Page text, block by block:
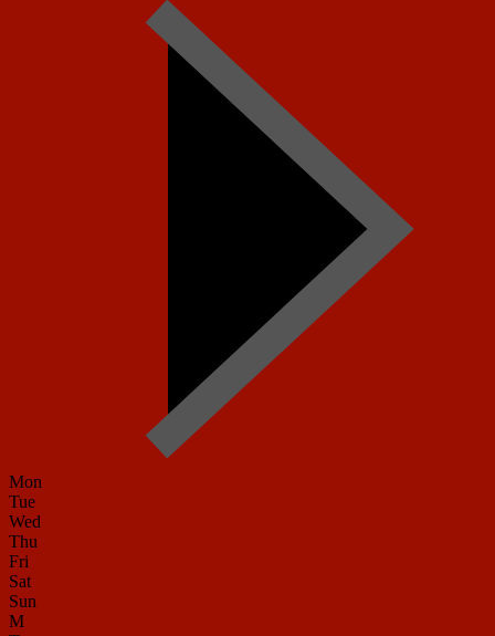
Mon
Tue
Wed
Thu
Fri
Sat
Sun
M